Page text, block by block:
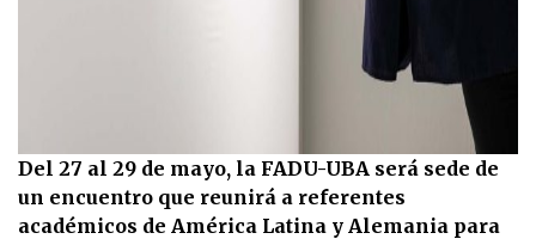
Del 27 al 29 de mayo, la FADU-UBA será sede de
un encuentro que reunirá a referentes
académicos de América Latina y Alemania para